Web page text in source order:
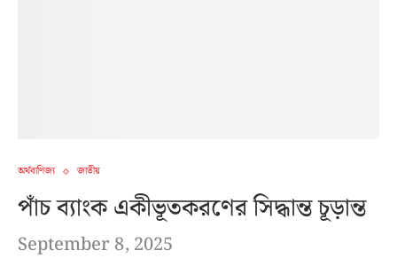
অর্থবাণিজ্য জাতীয়
পাঁচ ব্যাংক একীভূতকরণের সিদ্ধান্ত চূড়ান্ত
September 8, 2025